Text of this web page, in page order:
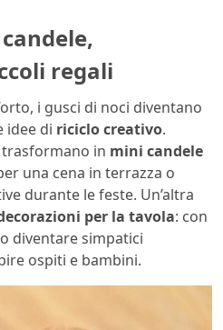
regali
i gusci di noci diventano
idee di riciclo creativo.
trasformano in mini candele
una cena in terrazza o
durante le feste. Un’altra
per la tavola: con
diventare simpatici
ospiti e bambini.